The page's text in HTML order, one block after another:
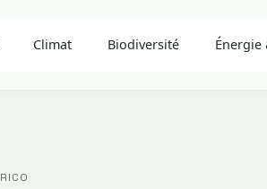
Climat Biodiversité